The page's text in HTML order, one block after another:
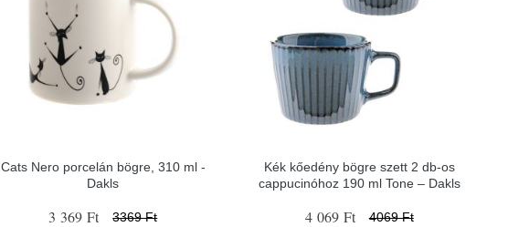
Cats Nero porcelán bögre, 310 ml -
Dakls
3 369 Ft 3369 Ft
Kék kőedény bögre szett 2 db-os
cappucinóhoz 190 ml Tone – Dakls
4 069 Ft 4069 Ft